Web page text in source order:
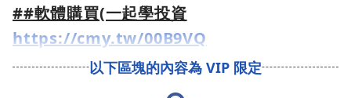
##軟體購買(一起學投資
https://cmy.tw/00B9VQ